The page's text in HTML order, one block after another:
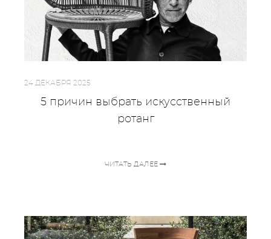
24 ДЕКАБРЯ 2025
5 причин выбрать искусственный
ротанг
ЧИТАТЬ ДАЛЕЕ